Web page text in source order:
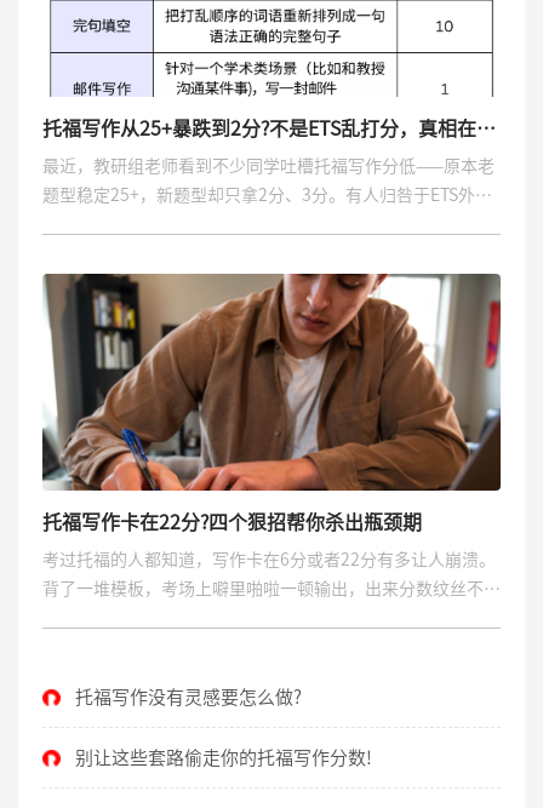
托福写作从25+暴跌到2分?不是ETS乱打分，真相在这
最近，教研组老师看到不少同学吐槽托福写作分低——原本老
题型稳定25+，新题型却只拿2分、3分。有人归咎于ETS外包
托福写作卡在22分?四个狠招帮你杀出瓶颈期
考过托福的人都知道，写作卡在6分或者22分有多让人崩溃。
背了一堆模板，考场上噼里啪啦一顿输出，出来分数纹丝不
托福写作没有灵感要怎么做?
别让这些套路偷走你的托福写作分数!